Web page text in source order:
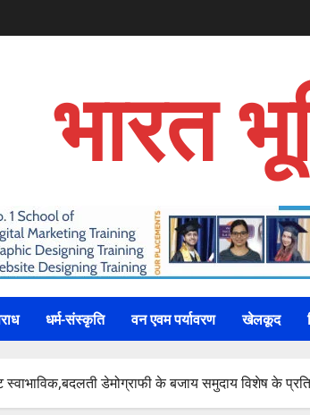
भारत
धर्म-संस्कृति वन एवम पर्यावरण खेलकूद
डेमोग्राफी के बजाय समुदाय विशेष के प्रति